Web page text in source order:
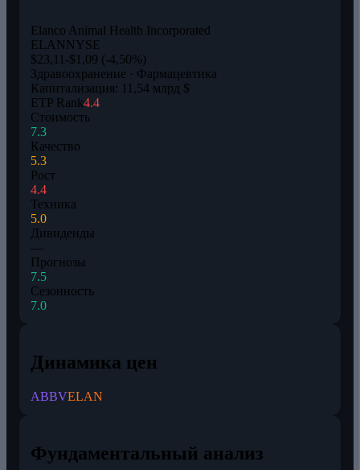
Elanco Animal Health Incorporated
ELANNYSE
$23,11 -$1,09 (-4,50%)
Здравоохранение · Фармацевтика
Капитализация: 11,54 млрд $
ETP Rank4.4
Стоимость
7.3
Качество
5.3
Рост
4.4
Техника
5.0
Дивиденды
—
Прогнозы
7.5
Сезонность
7.0
Динамика цен
ABBVELAN
Фундаментальный анализ